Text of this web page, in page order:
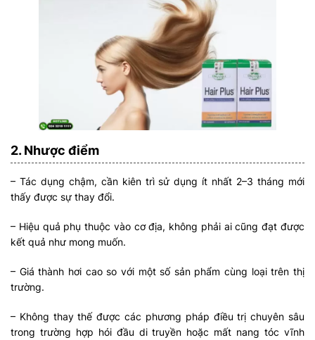
2. Nhược điểm
– Tác dụng chậm, cần kiên trì sử dụng ít nhất 2–3 tháng mới
thấy được sự thay đổi.
– Hiệu quả phụ thuộc vào cơ địa, không phải ai cũng đạt được
kết quả như mong muốn.
– Giá thành hơi cao so với một số sản phẩm cùng loại trên thị
trường.
– Không thay thế được các phương pháp điều trị chuyên sâu
trong trường hợp hói đầu di truyền hoặc mất nang tóc vĩnh